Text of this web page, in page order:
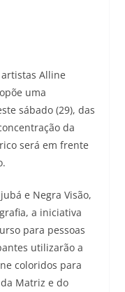
artistas Alline
uma
sábado (29), das
da
será em frente
e Negra Visão,
a iniciativa
para pessoas
utilizarão a
coloridos para
Matriz e do